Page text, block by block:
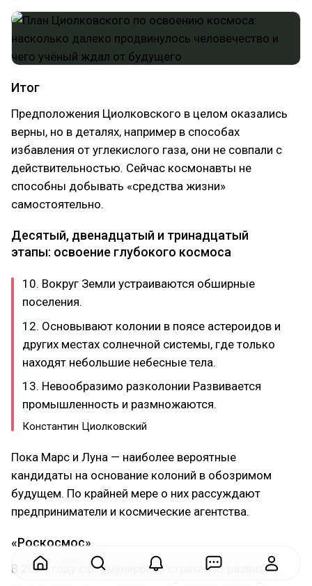
Итог
Предположения Циолковского в целом оказались
верны, но в деталях, например в способах
избавления от углекислого газа, они не совпали с
действительностью. Сейчас космонавты не
способны добывать «средства жизни»
самостоятельно.
Десятый, двенадцатый и тринадцатый
этапы: освоение глубокого космоса
10. Вокруг Земли устраиваются обширные
поселения.
12. Основывают колонии в поясе астероидов и
других местах солнечной системы, где только
находят небольшие небесные тела.
13. Невообразимо разколонии Развивается
промышленность и размножаются.
Константин Циолковский
Пока Марс и Луна — наиболее вероятные
кандидаты на основание колоний в обозримом
будущем. По крайней мере о них рассуждают
предприниматели и космические агентства.
«Роскосмос»
В 2019 году сформулировал стратегию развития